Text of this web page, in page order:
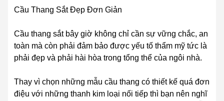
Cầu Thang Sắt Đẹp Đơn Giản
Cầu thang sắt bây giờ không chỉ cần sự vững chắc, an
toàn mà còn phải đảm bảo được yếu tố thẩm mỹ tức là
phải đẹp và phải hài hòa trong tổng thể của ngôi nhà.
Thay vì chọn những mẫu cầu thang có thiết kế quá đơn
điệu với những thanh kim loại nối tiếp thì bạn nên nghĩ